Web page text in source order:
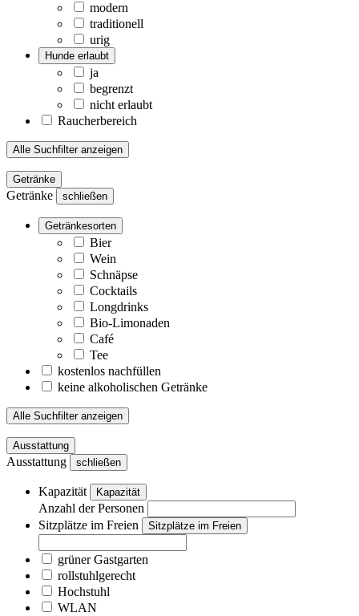
modern
traditionell
urig
Hunde erlaubt
ja
begrenzt
nicht erlaubt
Raucherbereich
Alle Suchfilter anzeigen
Getränke
Getränke schließen
Getränkesorten
Bier
Wein
Schnäpse
Cocktails
Longdrinks
Bio-Limonaden
Café
Tee
kostenlos nachfüllen
keine alkoholischen Getränke
Alle Suchfilter anzeigen
Ausstattung
Ausstattung schließen
Kapazität Kapazität
Anzahl der Personen
Sitzplätze im Freien
Sitzplätze im Freien
grüner Gastgarten
rollstuhlgerecht
Hochstuhl
WLAN